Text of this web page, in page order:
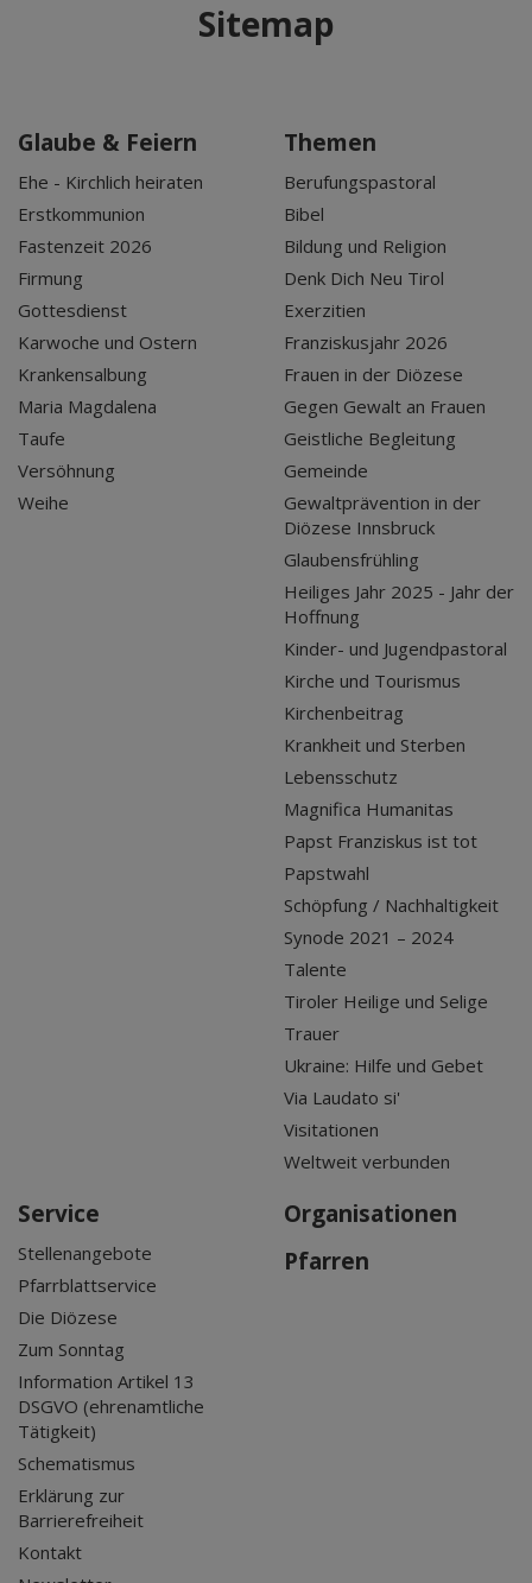
Sitemap
Glaube & Feiern
Ehe - Kirchlich heiraten
Erstkommunion
Fastenzeit 2026
Firmung
Gottesdienst
Karwoche und Ostern
Krankensalbung
Maria Magdalena
Taufe
Versöhnung
Weihe
Themen
Berufungspastoral
Bibel
Bildung und Religion
Denk Dich Neu Tirol
Exerzitien
Franziskusjahr 2026
Frauen in der Diözese
Gegen Gewalt an Frauen
Geistliche Begleitung
Gemeinde
Gewaltprävention in der
Diözese Innsbruck
Glaubensfrühling
Heiliges Jahr 2025 - Jahr der
Hoffnung
Kinder- und Jugendpastoral
Kirche und Tourismus
Kirchenbeitrag
Krankheit und Sterben
Lebensschutz
Magnifica Humanitas
Papst Franziskus ist tot
Papstwahl
Schöpfung / Nachhaltigkeit
Synode 2021 – 2024
Talente
Tiroler Heilige und Selige
Trauer
Ukraine: Hilfe und Gebet
Via Laudato si'
Visitationen
Weltweit verbunden
Service
Stellenangebote
Pfarrblattservice
Die Diözese
Zum Sonntag
Information Artikel 13
DSGVO (ehrenamtliche
Tätigkeit)
Schematismus
Erklärung zur
Barrierefreiheit
Kontakt
Organisationen
Pfarren